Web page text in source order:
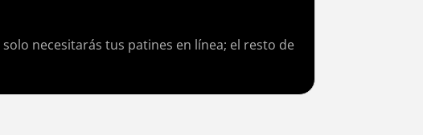
necesitarás tus patines en línea; el resto de